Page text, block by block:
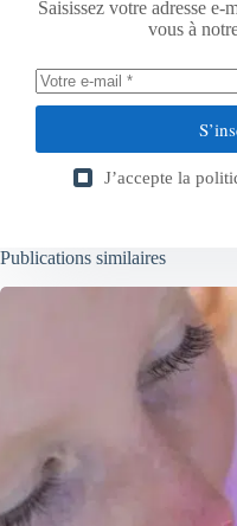
Saisissez votre adresse e-
vous à
J’accepte la
Publications similaires